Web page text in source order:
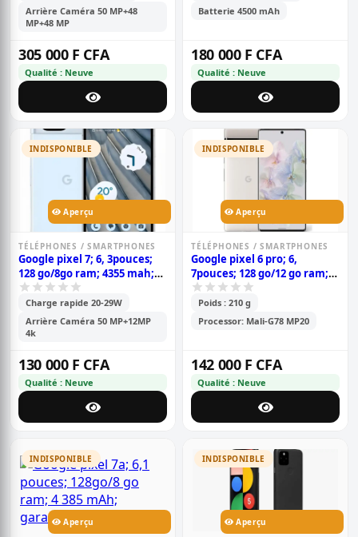
Arrière Caméra 50 MP+48
MP+48 MP
305 000 F CFA
Qualité : Neuve
Batterie 4500 mAh
180 000 F CFA
Qualité : Neuve
INDISPONIBLE
Aperçu
TÉLÉPHONES / SMARTPHONES
Google pixel 7; 6, 3pouces;
128 go/8go ram; 4355 mah;
garantie 6 mois
Charge rapide 20-29W
Arrière Caméra 50 MP+12MP
4k
130 000 F CFA
Qualité : Neuve
INDISPONIBLE
Aperçu
TÉLÉPHONES / SMARTPHONES
Google pixel 6 pro; 6,
7pouces; 128 go/12 go ram;
(1nano sim - esim); 5003
mah; garantie 6 mois
Poids : 210 g
Processor: Mali-G78 MP20
142 000 F CFA
Qualité : Neuve
INDISPONIBLE
Aperçu
INDISPONIBLE
Aperçu